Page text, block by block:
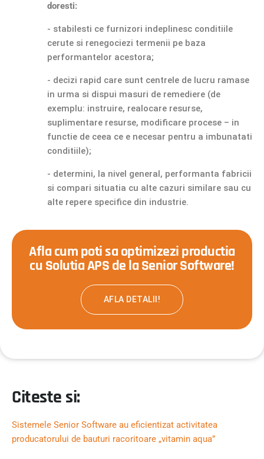
doresti:
- stabilesti ce furnizori indeplinesc conditiile
cerute si renegociezi termenii pe baza
performantelor acestora;
- decizi rapid care sunt centrele de lucru ramase
in urma si dispui masuri de remediere (de
exemplu: instruire, realocare resurse,
suplimentare resurse, modificare procese – in
functie de ceea ce e necesar pentru a imbunatati
conditiile);
- determini, la nivel general, performanta fabricii
si compari situatia cu alte cazuri similare sau cu
alte repere specifice din industrie.
Afla cum poti sa optimizezi productia
cu Solutia APS de la Senior Software!
AFLA DETALII!
Citeste si:
Sistemele Senior Software au eficientizat activitatea
producatorului de bauturi racoritoare „vitamin aqua”